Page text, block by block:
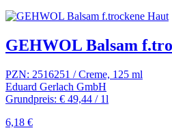
GEHWOL Balsam
PZN: 2516251 / Creme, 125 ml
Eduard Gerlach GmbH
Grundpreis: € 49,44 / 1l
6,18 €